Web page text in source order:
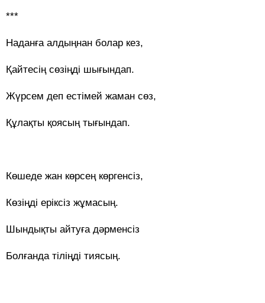
***
Наданға алдыңнан болар кез,
Қайтесің сөзіңді шығындап.
Жүрсем деп естімей жаман сөз,
Құлақты қоясың тығындап.
Көшеде жан көрсең көргенсіз,
Көзіңді еріксіз жұмасың.
Шындықты айтуға дәрменсіз
Болғанда тіліңді тиясың.